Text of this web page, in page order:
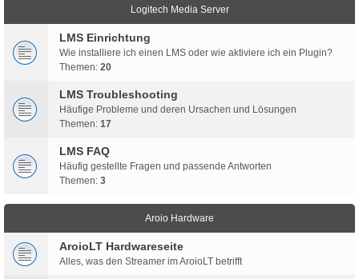
Logitech Media Server
LMS Einrichtung
Wie installiere ich einen LMS oder wie aktiviere ich ein Plugin?
Themen: 20
LMS Troubleshooting
Häufige Probleme und deren Ursachen und Lösungen
Themen: 17
LMS FAQ
Häufig gestellte Fragen und passende Antworten
Themen: 3
Aroio Hardware
AroioLT Hardwareseite
Alles, was den Streamer im AroioLT betrifft